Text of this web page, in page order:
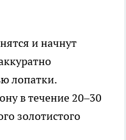
и начнут
лопатки.
в течение 20–30
золотистого